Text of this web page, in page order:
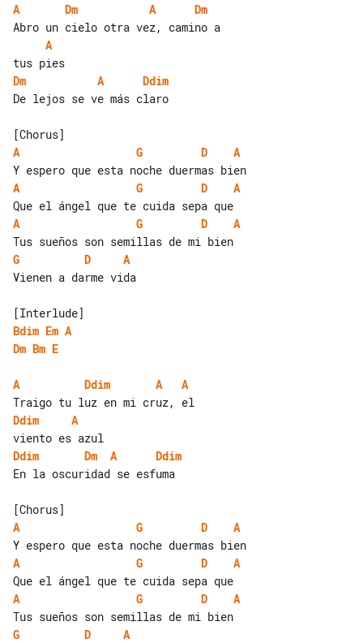
A Dm A
Dm
A
Dm
A
Ddim
De lejos se ve más claro
A
G D
A
A
G D
A
A
G D
A
G
D
A
Vienen a darme vida
Bdim Em A
Dm Bm E
A Ddim A
A
Ddim
A
Ddim
Dm A
Ddim
En la oscuridad se esfuma
A
G D
A
A
G D
A
A
G D
A
G
D
A